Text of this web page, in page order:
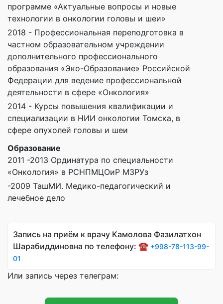
программе «Актуальные вопросы и новые
технологии в онкологии головы и шеи»
2018 - Профессиональная переподготовка в
частном образовательном учреждении
дополнительного профессионального
образования «Эко-Образование» Российской
Федерации для ведение профессиональной
деятельности в сфере «Онкология»
2014 - Курсы повышения квалификации и
специализации в НИИ онкологии Томска, в
сфере опухолей головы и шеи
Образование
2011 -2013 Ординатура по специальности
«Онкология» в РСНПМЦОиР МЗРУз
-2009 ТашМИ. Медико-педагогический и
лечебное дело
Запись на приём к врачу Камолова Фазилатхон
Шарабиддиновна по телефону: ☎️ +998-78-113-99-
01
Или запись через телеграм: